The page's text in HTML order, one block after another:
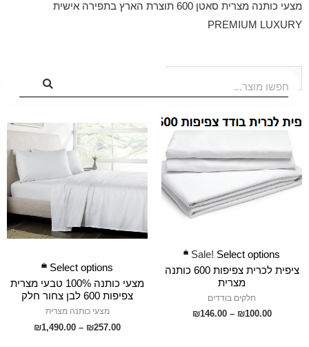
חפשו מוצר...
מצעי כותנה מצרית סאטן 600 תוצרת הארץ בתפירה אישית
PREMIUM LUXURY
Sale! Select options
ציפית לכרית צפיפות 600 כותנה
מצרית
חלקים בודדים
₪100.00
–
₪146.00
Select options
מצעי כותנה 100% טבעי מצרית
צפיפות 600 לבן צחור חלק
מצעי כותנה מצרית
₪257.00
–
₪1,490.00